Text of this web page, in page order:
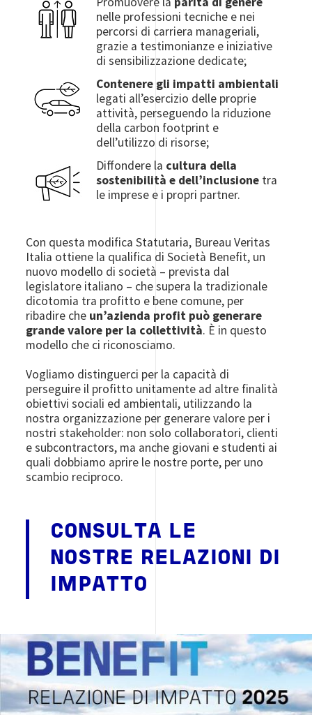
nelle professioni tecniche e nei
percorsi di carriera manageriali,
grazie a testimonianze e iniziative
di sensibilizzazione dedicate;
Contenere gli impatti ambientali
legati all’esercizio delle proprie
attività, perseguendo la riduzione
della carbon footprint e
dell’utilizzo di risorse;
Diffondere la cultura della
sostenibilità e dell’inclusionetra
le imprese e i propri partner.
Con questa modifica Statutaria, Bureau Veritas
Italia ottiene la qualifica di Società Benefit, un
nuovo modello di società – prevista dal
legislatore italiano – che supera la tradizionale
dicotomia tra profitto e bene comune, per
ribadire che un’azienda profit può generare
grande valore per la collettività. È in questo
modello che ci riconosciamo.
Vogliamo distinguerci per la capacità di
perseguire il profitto unitamente ad altre finalità
obiettivi sociali ed ambientali, utilizzando la
nostra organizzazione per generare valore per i
nostri stakeholder: non solo collaboratori, clienti
e subcontractors, ma anche giovani e studenti ai
quali dobbiamo aprire le nostre porte, per uno
scambio reciproco.
CONSULTA LE
NOSTRE RELAZIONI DI
IMPATTO
Image